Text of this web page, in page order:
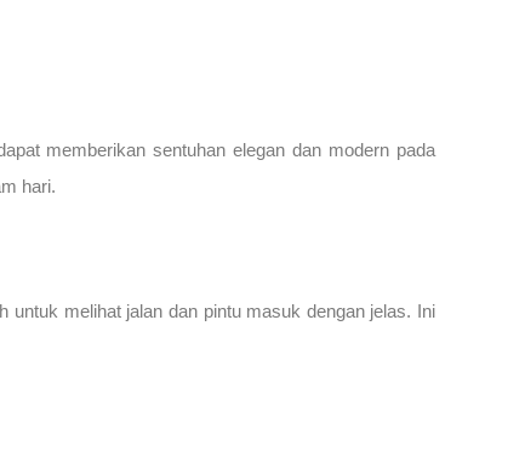
memberikan sentuhan elegan dan modern pada
hari.
untuk melihat jalan dan pintu masuk dengan jelas. Ini